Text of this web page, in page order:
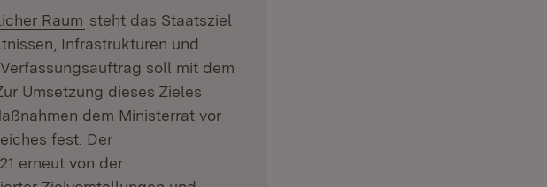
Raum (Öffnet in neuem Fenster)
steht das Staatsziel
Infrastrukturen und
soll mit dem
Umsetzung dieses Zieles
dem Ministerrat vor
fest. Der
erneut von der